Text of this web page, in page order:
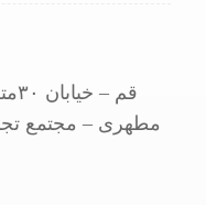
مطهری – مجتمع